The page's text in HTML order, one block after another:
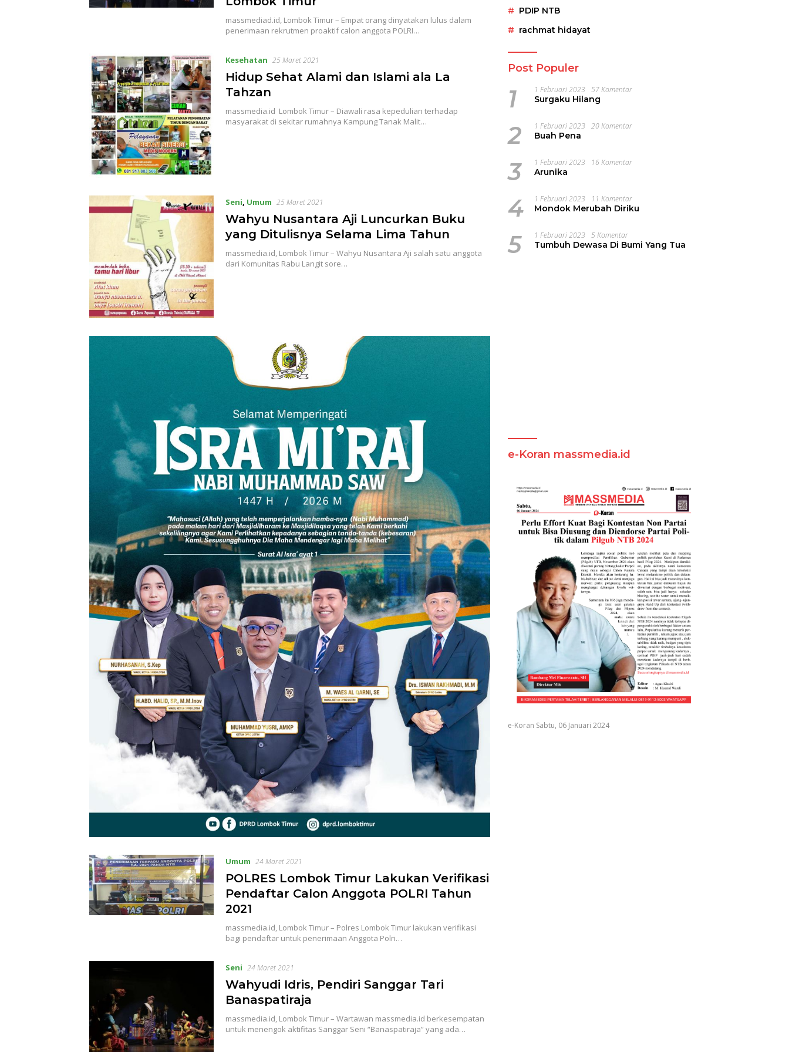
massmediad.id, Lombok Timur – Empat orang dinyatakan lulus dalam
penerimaan rekrutmen proaktif calon anggota POLRI…
Kesehatan 25 Maret 2021
Hidup Sehat Alami dan Islami ala La
Tahzan
massmedia.id Lombok Timur – Diawali rasa kepedulian terhadap
masyarakat di sekitar rumahnya Kampung Tanak Malit…
Seni, Umum 25 Maret 2021
Wahyu Nusantara Aji Luncurkan Buku
yang Ditulisnya Selama Lima Tahun
massmedia.id, Lombok Timur – Wahyu Nusantara Aji salah satu anggota
dari Komunitas Rabu Langit sore…
Umum 24 Maret 2021
POLRES Lombok Timur Lakukan Verifikasi
Pendaftar Calon Anggota POLRI Tahun
2021
massmedia.id, Lombok Timur – Polres Lombok Timur lakukan verifikasi
bagi pendaftar untuk penerimaan Anggota Polri…
Seni 24 Maret 2021
Wahyudi Idris, Pendiri Sanggar Tari
Banaspatiraja
massmedia.id, Lombok Timur – Wartawan massmedia.id berkesempatan
untuk menengok aktifitas Sanggar Seni “Banaspatiraja” yang ada…
PDIP NTB
rachmat hidayat
Post Populer
1 1 Februari 2023 57 Komentar
Surgaku Hilang
2 1 Februari 2023 20 Komentar
Buah Pena
3 1 Februari 2023 16 Komentar
Arunika
4 1 Februari 2023 11 Komentar
Mondok Merubah Diriku
5 1 Februari 2023 5 Komentar
Tumbuh Dewasa Di Bumi Yang Tua
e-Koran massmedia.id
e-Koran Sabtu, 06 Januari 2024